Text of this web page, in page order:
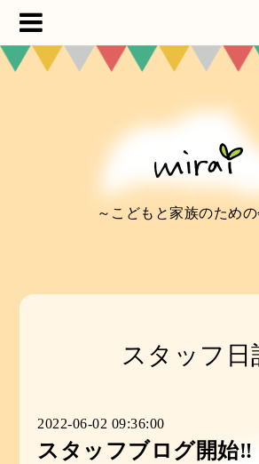
～こどもと家族のための
スタッフ日
2022-06-02 09:36:00
スタッフブログ開始‼︎